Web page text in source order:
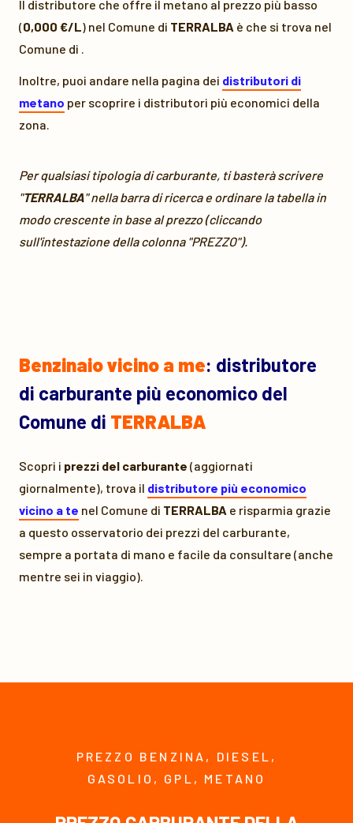
Il distributore che offre il metano al prezzo più basso
(0,000 €/L) nel Comune di TERRALBA è che si trova nel
Comune di .
Inoltre, puoi andare nella pagina dei distributori di
metano per scoprire i distributori più economici della
zona.
Per qualsiasi tipologia di carburante, ti basterà scrivere
"TERRALBA" nella barra di ricerca e ordinare la tabella in
modo crescente in base al prezzo (cliccando
sull'intestazione della colonna "PREZZO").
Benzinaio vicino a me: distributore
di carburante più economico del
Comune di TERRALBA
Scopri i prezzi del carburante (aggiornati
giornalmente), trova il distributore più economico
vicino a te nel Comune di TERRALBA e risparmia grazie
a questo osservatorio dei prezzi del carburante,
sempre a portata di mano e facile da consultare (anche
mentre sei in viaggio).
PREZZO BENZINA, DIESEL,
GASOLIO, GPL, METANO